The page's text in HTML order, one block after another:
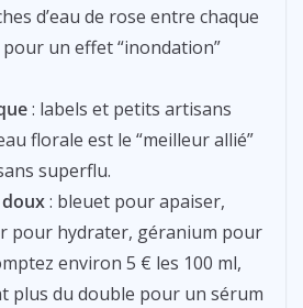
d’eau de rose entre chaque
un effet “inondation”
: labels et petits artisans
florale est le “meilleur allié”
superflu.
: bleuet pour apaiser,
pour hydrater, géranium pour
environ 5 € les 100 ml,
plus du double pour un sérum